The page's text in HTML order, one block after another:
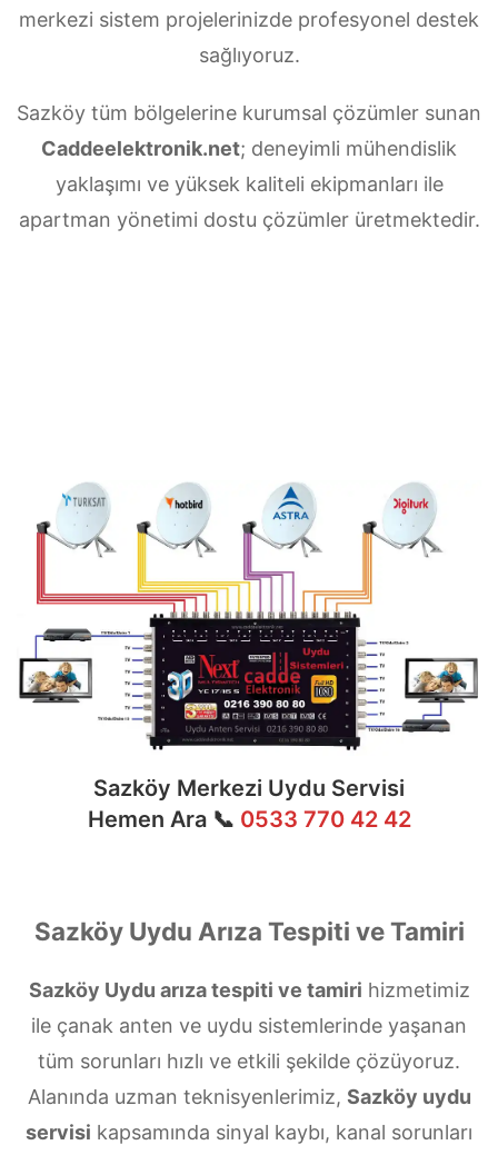
merkezi sistem projelerinizde profesyonel destek
sağlıyoruz.
Sazköy tüm bölgelerine kurumsal çözümler sunan
Caddeelektronik.net; deneyimli mühendislik
yaklaşımı ve yüksek kaliteli ekipmanları ile
apartman yönetimi dostu çözümler üretmektedir.
Sazköy Merkezi Uydu Servisi
Hemen Ara 📞 0533 770 42 42
Sazköy Uydu Arıza Tespiti ve Tamiri
Sazköy Uydu arıza tespiti ve tamiri hizmetimiz
ile çanak anten ve uydu sistemlerinde yaşanan
tüm sorunları hızlı ve etkili şekilde çözüyoruz.
Alanında uzman teknisyenlerimiz, Sazköy uydu
servisi kapsamında sinyal kaybı, kanal sorunları